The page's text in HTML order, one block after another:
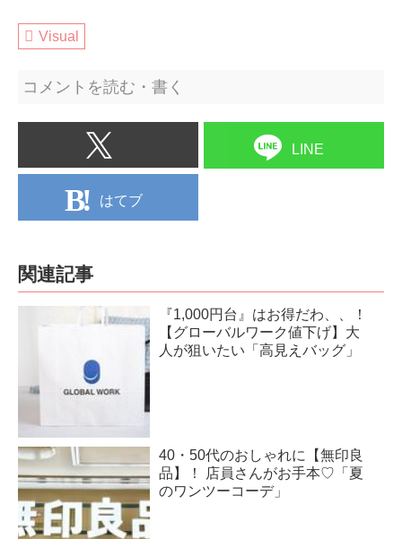
Visual
コメントを読む・書く
LINE
はてブ
関連記事
『1,000円台』はお得だわ、、！
【グローバルワーク値下げ】大
人が狙いたい「高見えバッグ」
40・50代のおしゃれに【無印良
品】！ 店員さんがお手本♡「夏
のワンツーコーデ」